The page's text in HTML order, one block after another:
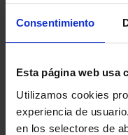
Consentimiento
Esta página web usa
Utilizamos cookies
experiencia de
en los selectores de
quienes se
privados de libertad,
obstáculos